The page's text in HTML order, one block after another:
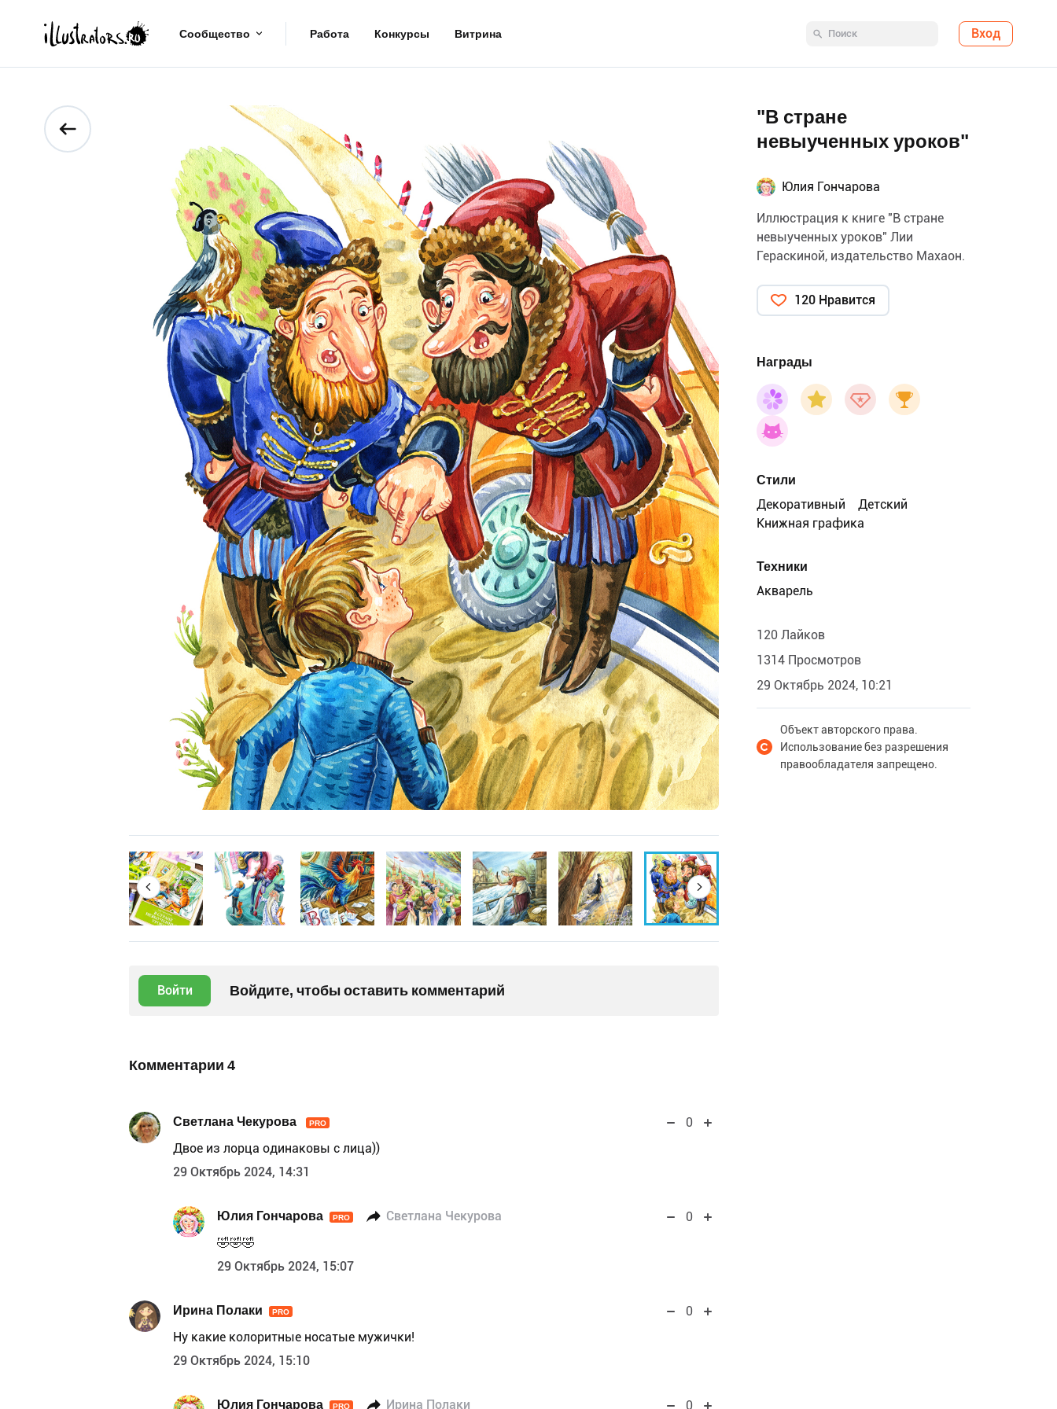
Сообщество Работа Конкурсы Витрина Вход
Войти Войдите, чтобы оставить комментарий
Комментарии 4
Светлана Чекурова PRO
0
Двое из лорца одинаковы с лица))
29 Октябрь 2024, 14:31
Юлия Гончарова PRO Светлана Чекурова
0
🤣🤣🤣
29 Октябрь 2024, 15:07
Ирина Полаки PRO
0
Ну какие колоритные носатые мужички!
29 Октябрь 2024, 15:10
Юлия Гончарова PRO Ирина Полаки 0
"В стране
невыученных уроков"
Юлия Гончарова
Иллюстрация к книге "В стране
невыученных уроков" Лии
Гераскиной, издательство Махаон.
120 Нравится
Награды
Стили
Декоративный
Детский
Книжная графика
Техники
Акварель
120 Лайков
1314 Просмотров
29 Октябрь 2024, 10:21
Объект авторского права.
Использование без разрешения
правообладателя запрещено.